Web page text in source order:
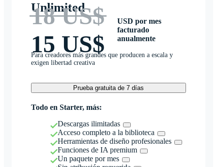
Unlimited
18 US$
15 US$
USD por mes
facturado
anualmente
Para creadores más grandes que producen a escala y
exigen libertad creativa
Prueba gratuita de 7 días
Todo en Starter, más:
Descargas ilimitadas
Acceso completo a la biblioteca
Herramientas de diseño profesionales
Funciones de IA premium
Un paquete por mes